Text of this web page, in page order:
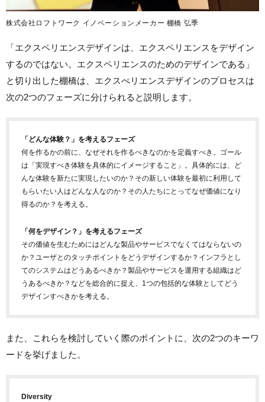
株式会社ロフトワーク イノベーションメーカー 棚橋 弘季
「エクスペリエンスデザインは、エクスペリエンスをデザイン
するのではない。エクスペリエンスのためのデザインである」
と切り出した棚橋は、エクスぺリエンスデザインのプロセスは
次の2つのフェーズに分けられると説明します。
「どんな体験？」を考えるフェーズ
何を作るかの前に、なぜそれを作るべきなのかを定義すべき。ゴール
は「実現すべき体験を具体的にイメージすること」。具体的には、ど
んな体験を新たに実現したいのか？その新しい体験を最初に利用して
もらいたい人はどんな人なのか？その人たちにとってなぜ価値になり
得るのか？を考える。
「何をデザイン？」を考えるフェーズ
その価値を生むためにはどんな製品やサービスでなくてはならないの
か？ユーザとのタッチポイントをどうデザインするか？インフラとし
てのシステムはどうあるべきか？製品やサービスを運用する組織はど
うあるべきか？などを総合的に捉え、1つの包括的な体験としてどう
デザインすべきかを考える。
また、これらを検討していく際のポイントに、次の2つのキーワ
ードを挙げました。
Diversity